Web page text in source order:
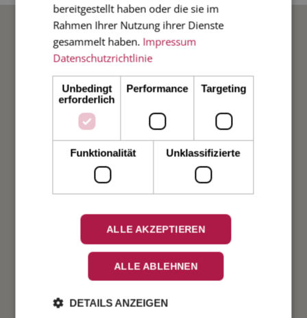
BELIEBTE ANLÄSSE
Weihnachten
Taufe
Verlobung
Geburtstag
bereitgestellt haben oder die sie im
Rahmen Ihrer Nutzung ihrer Dienste
gesammelt haben. Impressum
Datenschutzrichtlinie
Unbedingt
erforderlich
Performance Targeting
Funktionalität Unklassifizierte
ALLE AKZEPTIEREN
ALLE ABLEHNEN
DETAILS ANZEIGEN